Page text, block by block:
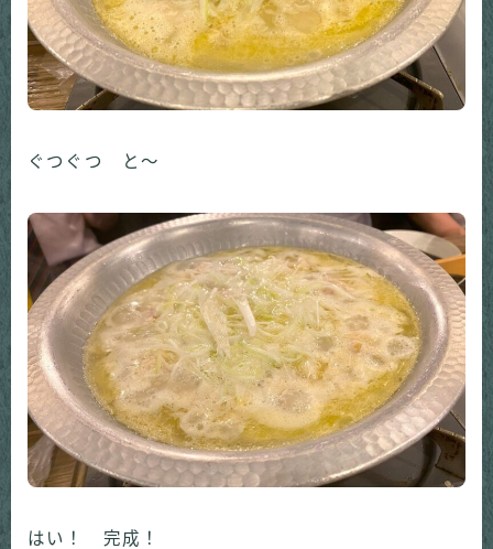
ぐつぐつ と～
はい！ 完成！